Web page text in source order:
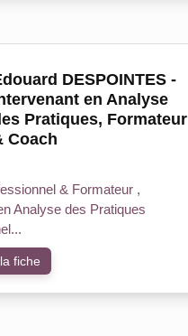
DESPOINTES -
en Analyse
Pratiques, Formateur
Coach
& Formateur ,
Analyse des Pratiques
fiche